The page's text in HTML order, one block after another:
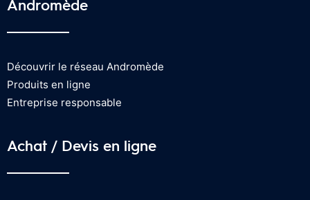
Andromède
Découvrir le réseau Andromède
Produits en ligne
Entreprise responsable
Achat / Devis en ligne